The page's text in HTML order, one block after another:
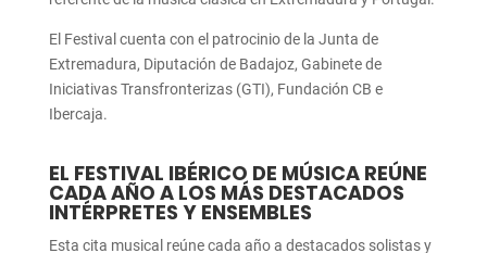
El Festival cuenta con el patrocinio de la Junta de
Extremadura, Diputación de Badajoz, Gabinete de
Iniciativas Transfronterizas (GTI), Fundación CB e
Ibercaja.
EL FESTIVAL IBÉRICO DE MÚSICA REÚNE
CADA AÑO A LOS MÁS DESTACADOS
INTÉRPRETES Y ENSEMBLES
Esta cita musical reúne cada año a destacados solistas y